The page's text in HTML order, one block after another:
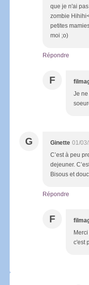
que je n'ai
zombie
petites
moi ;o)
Répondre
F
Je
G Ginette 01/
C’est à peu
dejeuner.
Bisous et
Répondre
F
c'est